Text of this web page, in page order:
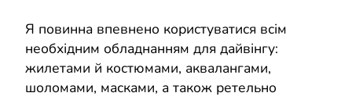
Я повинна впевнено користуватися всім
необхідним обладнанням для дайвінгу:
жилетами й костюмами, аквалангами,
шоломами, масками, а також ретельно